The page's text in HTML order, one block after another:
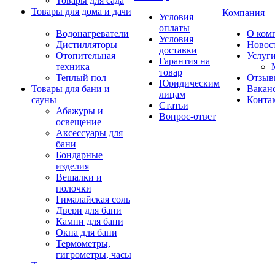
Товары для дома и дачи
Водонагреватели
Дистилляторы
Отопительная
техника
Теплый пол
Товары для бани и
сауны
Абажуры и
освещение
Аксессуары для
бани
Бондарные
изделия
Вешалки и
полочки
Гималайская соль
Двери для бани
Камни для бани
Окна для бани
Термометры,
гигрометры, часы
Условия
оплаты
Условия
доставки
Гарантия на
товар
Юридическим
лицам
Статьи
Вопрос-ответ
Компания
О